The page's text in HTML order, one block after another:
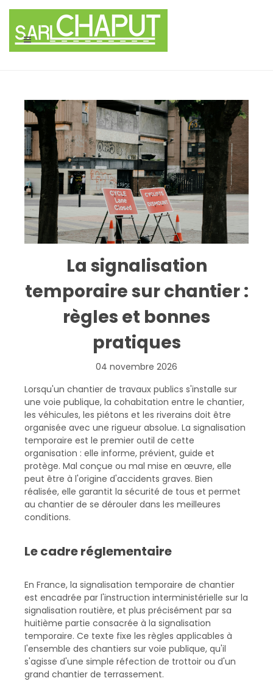
La signalisation
temporaire sur chantier :
règles et bonnes
pratiques
04 novembre 2026
Lorsqu'un chantier de travaux publics s'installe sur
une voie publique, la cohabitation entre le chantier,
les véhicules, les piétons et les riverains doit être
organisée avec une rigueur absolue. La signalisation
temporaire est le premier outil de cette
organisation : elle informe, prévient, guide et
protège. Mal conçue ou mal mise en œuvre, elle
peut être à l'origine d'accidents graves. Bien
réalisée, elle garantit la sécurité de tous et permet
au chantier de se dérouler dans les meilleures
conditions.
Le cadre réglementaire
En France, la signalisation temporaire de chantier
est encadrée par l'instruction interministérielle sur la
signalisation routière, et plus précisément par sa
huitième partie consacrée à la signalisation
temporaire. Ce texte fixe les règles applicables à
l'ensemble des chantiers sur voie publique, qu'il
s'agisse d'une simple réfection de trottoir ou d'un
grand chantier de terrassement.
Panneau de gestion des cookies